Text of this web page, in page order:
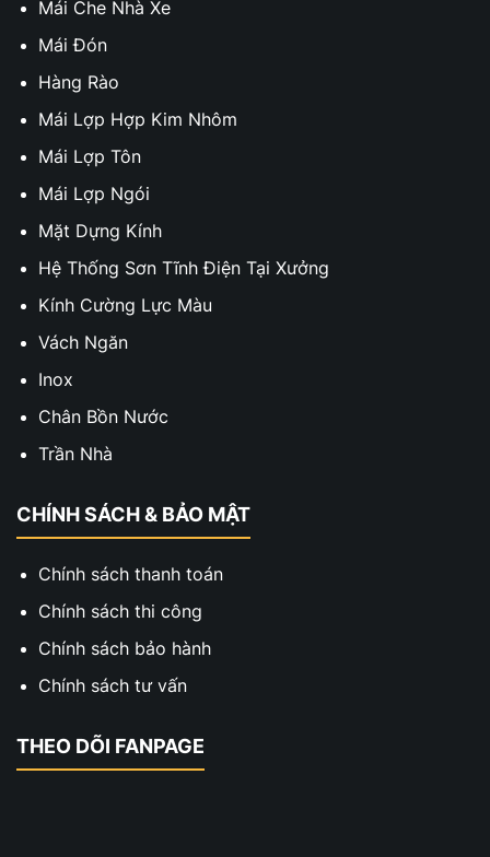
Mái Che Nhà Xe
Mái Đón
Hàng Rào
Mái Lợp Hợp Kim Nhôm
Mái Lợp Tôn
Mái Lợp Ngói
Mặt Dựng Kính
Hệ Thống Sơn Tĩnh Điện Tại Xưởng
Kính Cường Lực Màu
Vách Ngăn
Inox
Chân Bồn Nước
Trần Nhà
CHÍNH SÁCH & BẢO MẬT
Chính sách thanh toán
Chính sách thi công
Chính sách bảo hành
Chính sách tư vấn
THEO DÕI FANPAGE